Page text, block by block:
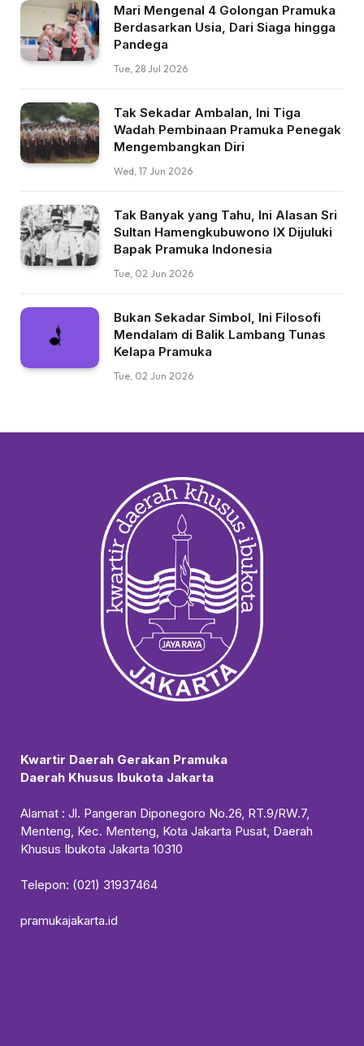
Mari Mengenal 4 Golongan Pramuka
Berdasarkan Usia, Dari Siaga hingga
Pandega
Tue, 28 Jul 2026
Tak Sekadar Ambalan, Ini Tiga
Wadah Pembinaan Pramuka Penegak
Mengembangkan Diri
Wed, 17 Jun 2026
Tak Banyak yang Tahu, Ini Alasan Sri
Sultan Hamengkubuwono IX Dijuluki
Bapak Pramuka Indonesia
Tue, 02 Jun 2026
Bukan Sekadar Simbol, Ini Filosofi
Mendalam di Balik Lambang Tunas
Kelapa Pramuka
Tue, 02 Jun 2026
Kwartir Daerah Gerakan Pramuka
Daerah Khusus Ibukota Jakarta
Alamat : Jl. Pangeran Diponegoro No.26, RT.9/RW.7,
Menteng, Kec. Menteng, Kota Jakarta Pusat, Daerah
Khusus Ibukota Jakarta 10310
Telepon: (021) 31937464
pramukajakarta.id